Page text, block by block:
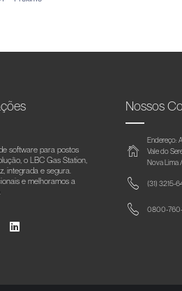
software para postos
o LBC Gas Station,
integrada e segura.
e melhoramos a
Nossos
Endereço:
Vale do
Nova Lima
(31) 3215-
0800-760-